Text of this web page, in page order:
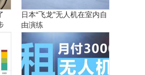
日本“飞龙”无人机在室内自
由演练